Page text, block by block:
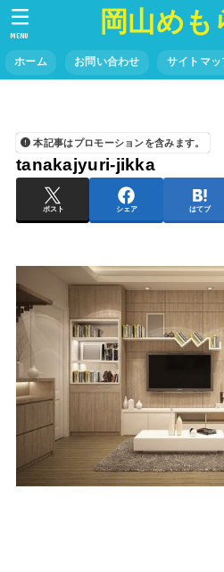
岡山めも
ホーム お問い合わせ サイトマッ
MENU
本記事はプロモーションを含みます。
tanakajyuri-jikka
ポスト シェア はてブ